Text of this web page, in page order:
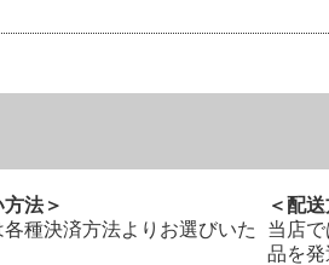
方法＞ ＜配
種決済方法よりお選びいた
当店
品を発